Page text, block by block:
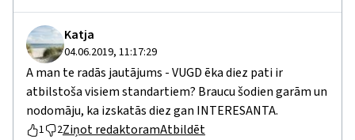
Katja
04.06.2019, 11:17:29
A man te radās jautājums - VUGD ēka diez pati ir
atbilstoša visiem standartiem? Braucu šodien garām un
nodomāju, ka izskatās diez gan INTERESANTA.
1 2Ziņot redaktoramAtbildēt